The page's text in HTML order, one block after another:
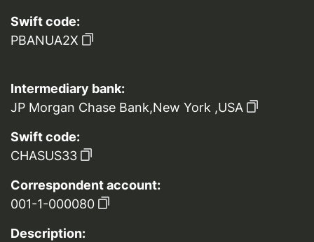
Swift code:
PBANUA2X
Intermediary bank:
JP Morgan Chase Bank,New York ,USA
Swift code:
CHASUS33
Correspondent account:
001-1-000080
Description: